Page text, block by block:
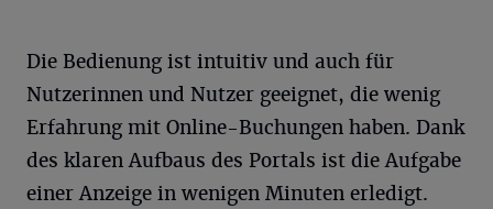
Die Bedienung ist intuitiv und auch für
Nutzerinnen und Nutzer geeignet, die wenig
Erfahrung mit Online-Buchungen haben. Dank
des klaren Aufbaus des Portals ist die Aufgabe
einer Anzeige in wenigen Minuten erledigt.